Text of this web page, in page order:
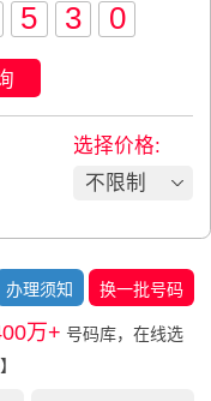
选择价格:
不限制
办理须知 换一批号码
万+ 号码库，在线选
】